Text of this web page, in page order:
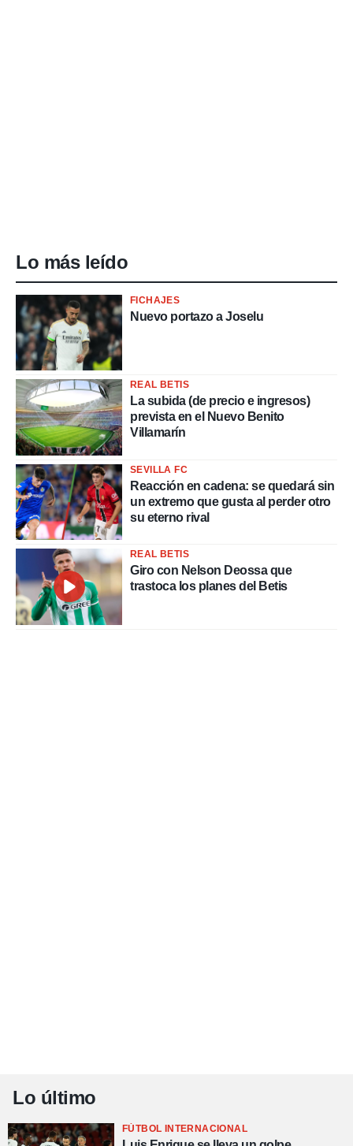
Lo más leído
FICHAJES
Nuevo portazo a Joselu
REAL BETIS
La subida (de precio e ingresos)
prevista en el Nuevo Benito
Villamarín
SEVILLA FC
Reacción en cadena: se quedará sin
un extremo que gusta al perder otro
su eterno rival
REAL BETIS
Giro con Nelson Deossa que
trastoca los planes del Betis
Lo último
FÚTBOL INTERNACIONAL